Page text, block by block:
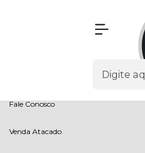
Fale Conosco
Venda Atacado